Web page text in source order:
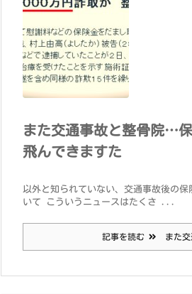
また交通事故と整骨院…
飛んできますた
以外と知られていない、交通事故後の
いて こういうニュースはたくさ ...
記事を読む また交